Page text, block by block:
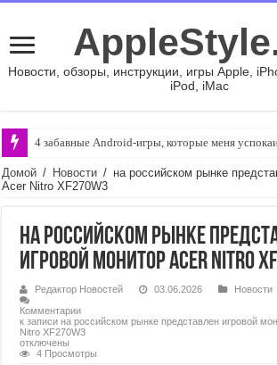
Новости, обзоры, инструкции, игры Apple,
iPod, iMac
4 забавные Android-игры, которые меня
Домой / Новости / на российском рынке
Acer Nitro XF270W3
на российском рынке
игровой монитор Acer Nitro
Редактор Новостей 03.06.2026
Новости
Комментарии
к записи на российском рынке представлен игровой
Nitro XF270W3
отключены
4 Просмотры